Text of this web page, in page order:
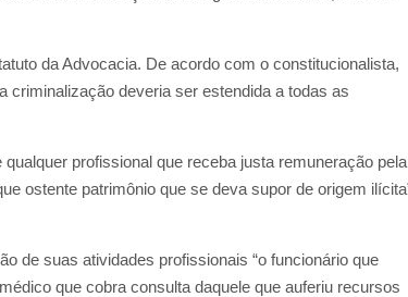
da Advocacia. De acordo com o constitucionalista,
criminalização deveria ser estendida a todas as
profissional que receba justa remuneração pela
ostente patrimônio que se deva supor de origem
de suas atividades profissionais “o funcionário que
que cobra consulta daquele que auferiu recursos